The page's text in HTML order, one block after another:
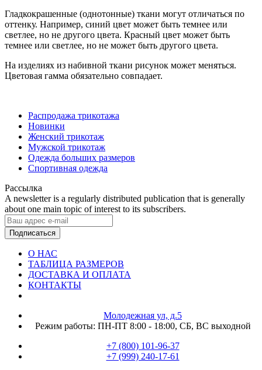
Гладкокрашенные (однотонные) ткани могут отличаться по
оттенку. Например, синий цвет может быть темнее или
светлее, но не другого цвета. Красный цвет может быть
темнее или светлее, но не может быть другого цвета.
На изделиях из набивной ткани рисунок может меняться.
Цветовая гамма обязательно совпадает.
Распродажа трикотажа
Новинки
Женский трикотаж
Мужской трикотаж
Одежда больших размеров
Спортивная одежда
Рассылка
A newsletter is a regularly distributed publication that is generally
about one main topic of interest to its subscribers.
Подписаться
О НАС
ТАБЛИЦА РАЗМЕРОВ
ДОСТАВКА И ОПЛАТА
КОНТАКТЫ
Молодежная ул, д.5
Режим работы: ПН-ПТ 8:00 - 18:00, СБ, ВС выходной
+7 (800) 101-96-37
+7 (999) 240-17-61